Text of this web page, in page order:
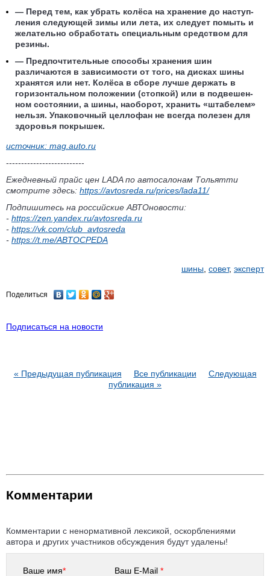
— Перед тем, как убрать колёса на хранение до наступ­
ления следующей зимы или лета, их следует помыть и
желательно обработать специальным средством для
резины.
— Предпочтительные способы хранения шин
различаются в зависи­мости от того, на дисках шины
хранятся или нет. Колёса в сборе лучше держать в
горизонтальном положении (стопкой) или в подвешен­
ном состоянии, а шины, наоборот, хранить «штабелем»
нельзя. Упаковочный целлофан не всегда полезен для
здоровья покрышек.
источник: mag.auto.ru
--------------------------
Ежедневный прайс цен LADA по автосалонам Тольятти
смотрите здесь: https://avtosreda.ru/prices/lada11/
Подпишитесь на российские АВТОновости:
- https://zen.yandex.ru/avtosreda.ru
- https://vk.com/club_avtosreda
- https://t.me/ABTOCPEDA
шины совет, эксперт
Поделиться
Подписаться на новости
« Предыдущая публикация Все публикации
Следующая
публикация »
Комментарии
Комментарии с ненормативной лексикой, оскорблениями
автора и других участников обсуждения будут удалены!
Ваше имя* Ваш E-Mail*